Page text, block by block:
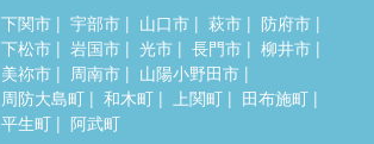
下関市 宇部市 山口市 萩市
防府市
下松市
岩国市 光市 長門市
柳井市
美祢市
周南市
山陽小野田市
周防大島町
和木町 上関町
田布施町
平生町
阿武町